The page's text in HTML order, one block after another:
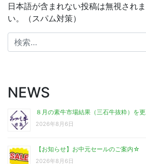
日本語が含まれない投稿は無視され
い。（スパム対策）
検
索:
NEWS
８月の素牛市場結果（三石牛抜粋）を更
2026年8月6日
【お知らせ】お中元セールのご案内☆
2026年8月6日